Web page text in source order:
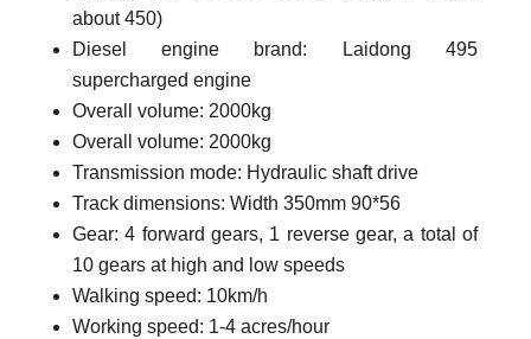
about 450)
Diesel engine brand: Laidong 495
supercharged engine
Overall volume: 2000kg
Overall volume: 2000kg
Transmission mode: Hydraulic shaft drive
Track dimensions: Width 350mm 90*56
Gear: 4 forward gears, 1 reverse gear, a total of
10 gears at high and low speeds
Walking speed: 10km/h
Working speed: 1-4 acres/hour